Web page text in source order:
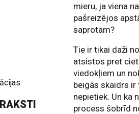
mieru, ja viena
pašreizējos
saprotam?
Tie ir tikai daži
atsistos pret
viedokļiem un
beigās skaidrs ir
nepietiek. Un ka
process šobrīd